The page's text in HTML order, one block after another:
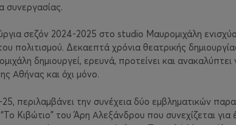
συνεργασίας.
σεζόν 2024-2025 στο studio Μαυρομιχάλη
πολιτισμού. Δεκαεπτά χρόνια θεατρικής
δημιουργεί, ερευνά, προτείνει και
Αθήνας και όχι μόνο.
περιλαμβάνει την συνέχεια δύο εμβληματικών
Κιβώτιο” του Άρη Αλεξάνδρου που συνεχίζεται για